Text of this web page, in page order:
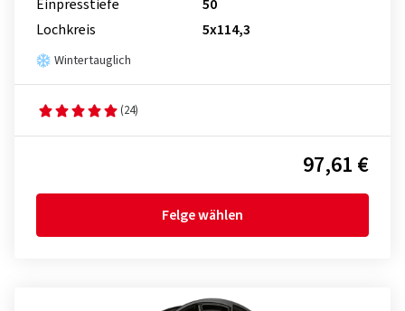
Einpresstiefe
50
Lochkreis
5x114,3
Wintertauglich
(24)
97,61 €
Felge wählen